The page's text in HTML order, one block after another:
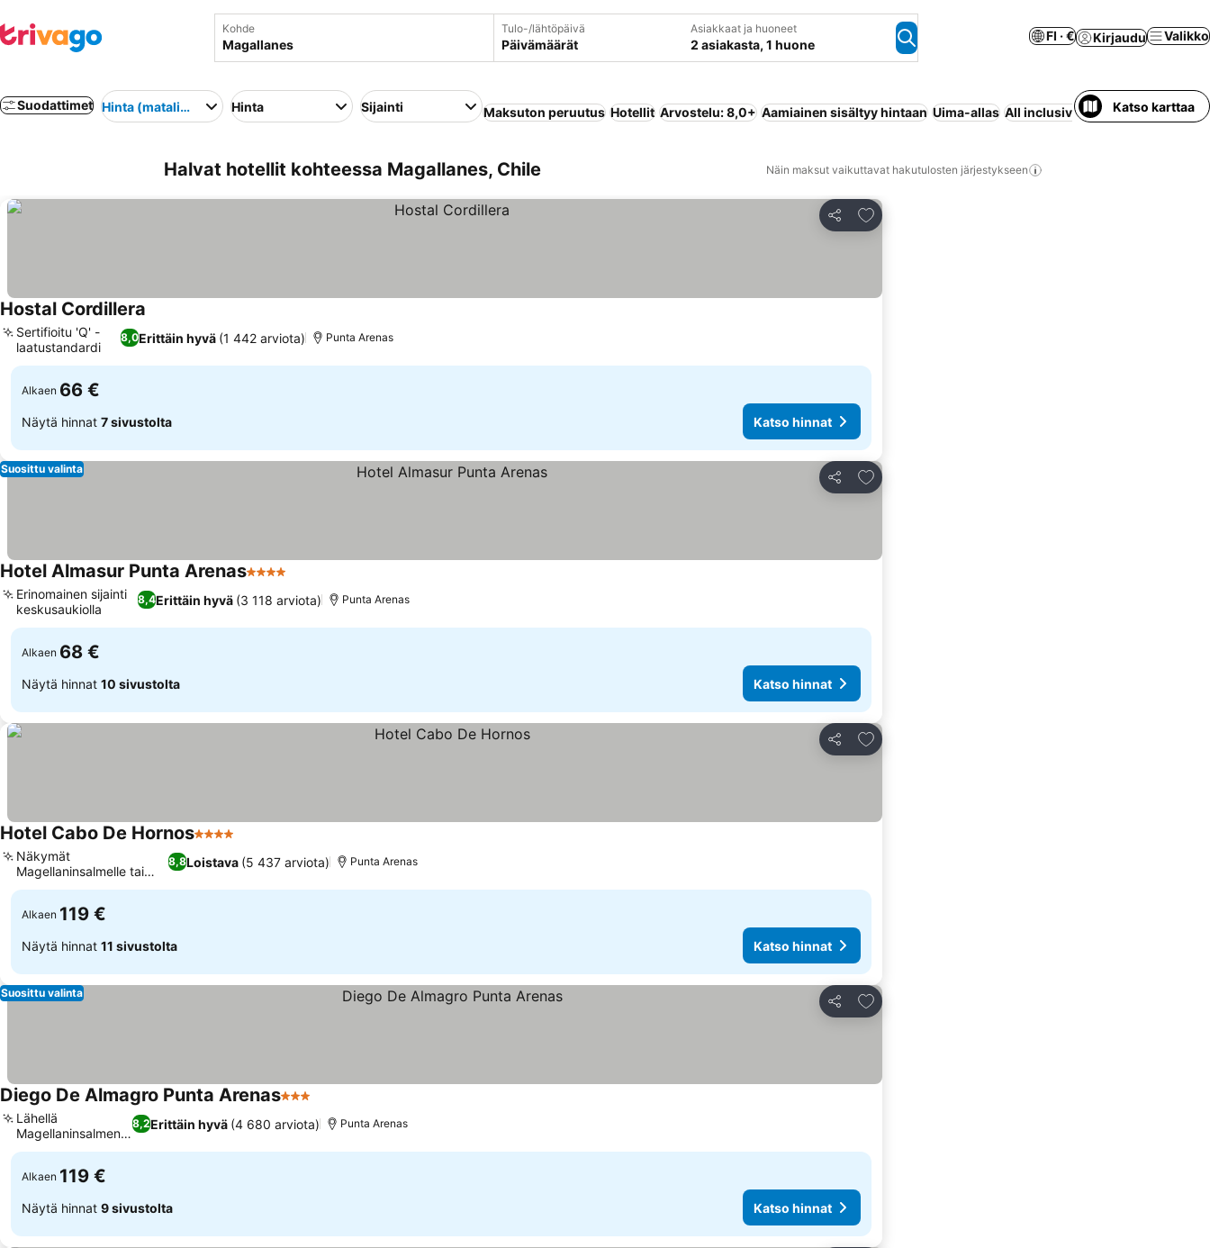
Kohde Tulo-/lähtöpäivä
Päivämäärät
Asiakkaat ja huoneet
2 asiakasta, 1 huone
FI · € Kirjaudu Valikko
Suodattimet Hinta (matalimmasta korkeimpaan)
Hinta Sijainti Maksuton peruutus Hotellit Arvostelu: 8,0+ Aamiainen sisältyy hintaan Uima-allas All inclusive Pysäköinti Ranta
Katso karttaa
Halvat hotellit kohteessa Magallanes, Chile Näin maksut vaikuttavat hakutulosten järjestykseen
Jaa
Lisää suosikkeihin
Hostal Cordillera
8,0Erittäin hyvä (1 442 arviota)
Sertifioitu 'Q' -
laatustandardi
Punta Arenas
Alkaen 66 €
Näytä hinnat 7 sivustolta Katso hinnat
Jaa
Lisää suosikkeihin
Suosittu valinta
Hotel Almasur Punta Arenas4 Tähtiluokitus
8,4Erittäin hyvä (3 118 arviota)
Erinomainen sijainti
keskusaukiolla
Punta Arenas
Alkaen 68 €
Näytä hinnat 10 sivustolta Katso hinnat
Jaa
Lisää suosikkeihin
Hotel Cabo De Hornos4 Tähtiluokitus
8,8Loistava (5 437 arviota)
Näkymät
Magellaninsalmelle tai
kaupunkiin
Punta Arenas
Alkaen 119 €
Näytä hinnat 11 sivustolta Katso hinnat
Jaa
Lisää suosikkeihin
Suosittu valinta
Diego De Almagro Punta Arenas3 Tähtiluokitus
8,2Erittäin hyvä (4 680 arviota)
Lähellä
Magellaninsalmen
rantaa
Punta Arenas
Alkaen 119 €
Näytä hinnat 9 sivustolta Katso hinnat